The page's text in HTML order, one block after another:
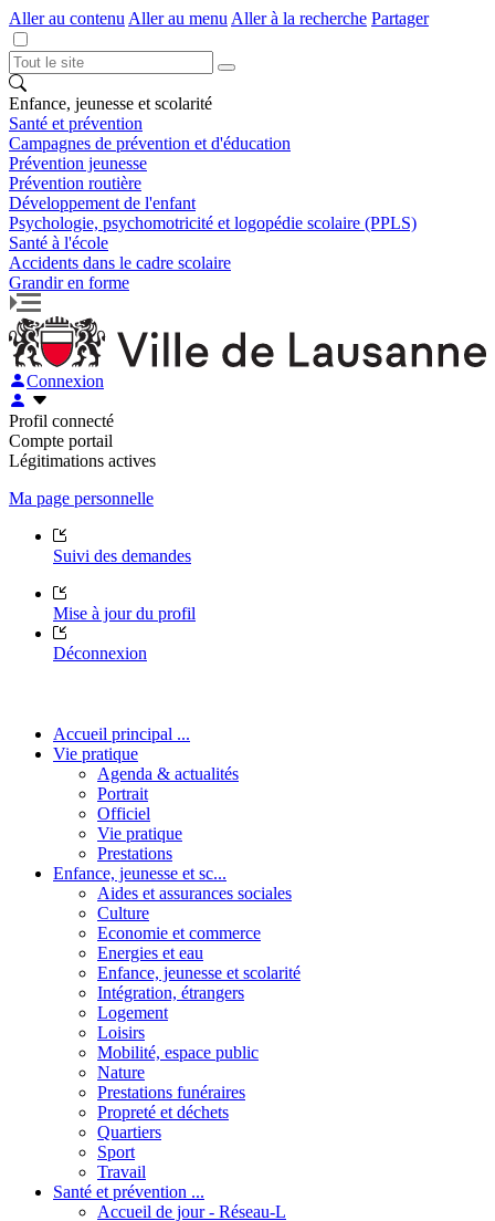
Aller au contenu Aller au menu Aller à la recherche Partager
Enfance, jeunesse et scolarité
Santé et prévention
Campagnes de prévention et d'éducation
Prévention jeunesse
Prévention routière
Développement de l'enfant
Psychologie, psychomotricité et logopédie scolaire (PPLS)
Santé à l'école
Accidents dans le cadre scolaire
Grandir en forme
Connexion
Profil connecté
Compte portail
Légitimations actives
Ma page personnelle
Suivi des demandes
Mise à jour du profil
Déconnexion
Accueil principal ...
Vie pratique
Agenda & actualités
Portrait
Officiel
Vie pratique
Prestations
Enfance, jeunesse et sc...
Aides et assurances sociales
Culture
Economie et commerce
Energies et eau
Enfance, jeunesse et scolarité
Intégration, étrangers
Logement
Loisirs
Mobilité, espace public
Nature
Prestations funéraires
Propreté et déchets
Quartiers
Sport
Travail
Santé et prévention ...
Accueil de jour - Réseau-L